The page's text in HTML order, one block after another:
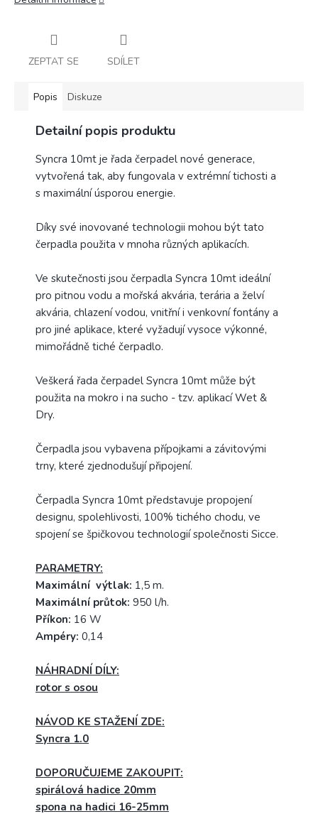
ZEPTAT SE SDÍLET
Popis Diskuze
Detailní popis produktu
Syncra 10mt je řada čerpadel nové generace,
vytvořená tak, aby fungovala v extrémní tichosti a
s maximální úsporou energie.
Díky své inovované technologii mohou být tato
čerpadla použita v mnoha různých aplikacích.
Ve skutečnosti jsou čerpadla Syncra 10mt ideální
pro pitnou vodu a mořská akvária, terária a želví
akvária, chlazení vodou, vnitřní i venkovní fontány a
pro jiné aplikace, které vyžadují vysoce výkonné,
mimořádně tiché čerpadlo.
Veškerá řada čerpadel Syncra 10mt může být
použita na mokro i na sucho - tzv. aplikací Wet &
Dry.
Čerpadla jsou vybavena přípojkami a závitovými
trny, které zjednodušují připojení.
Čerpadla Syncra 10mt představuje propojení
designu, spolehlivosti, 100% tichého chodu, ve
spojení se špičkovou technologií společnosti Sicce.
PARAMETRY:
Maximální výtlak: 1,5 m.
Maximální průtok: 950 l/h.
Příkon: 16 W
Ampéry: 0,14
NÁHRADNÍ DÍLY:
rotor s osou
NÁVOD KE STAŽENÍ ZDE:
Syncra 1.0
DOPORUČUJEME ZAKOUPIT:
spirálová hadice 20mm
spona na hadici 16-25mm